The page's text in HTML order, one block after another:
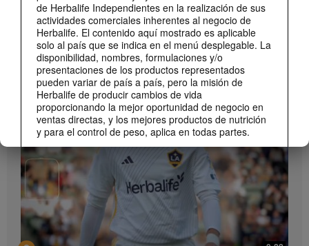
de Herbalife Independientes en la realización de sus
actividades comerciales inherentes al negocio de
Herbalife. El contenido aquí mostrado es aplicable
solo al país que se indica en el menú desplegable. La
disponibilidad, nombres, formulaciones y/o
presentaciones de los productos representados
pueden variar de país a país, pero la misión de
Herbalife de producir cambios de vida
proporcionando la mejor oportunidad de negocio en
ventas directas, y los mejores productos de nutrición
y para el control de peso, aplica en todas partes.
Los Videos podrían incluir las experiencias del
volumen de ventas acumulado, o reseñas de
ingresos adquiridos, de Asociados de Herbalife
Independientes de diferentes niveles del Plan de
Ventas y Mercadeo en diversos países. Estos
ingresos corresponden a los individuos (o ejemplos)
mostrados y no representan un promedio ni tampoco
constituyen una garantía de lo que puedas ganar. Si
1:19
Cómo tomar Bioniq GO
Descubre las diferentes formas de usar Bioniq GO.
1:06
MARCA Y PATROCINIOS Ver Todos